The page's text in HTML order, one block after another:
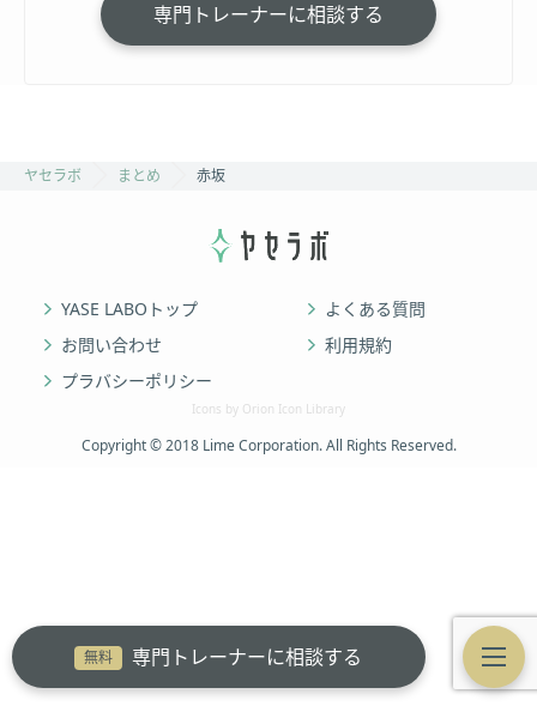
無料 専門トレーナーに相談する
専門トレーナーに相談する
ヤセラボ まとめ 赤坂
YASE LABOトップ
よくある質問
お問い合わせ
利用規約
プラバシーポリシー
Icons by Orion Icon Library
Copyright © 2018 Lime Corporation. All Rights Reserved.